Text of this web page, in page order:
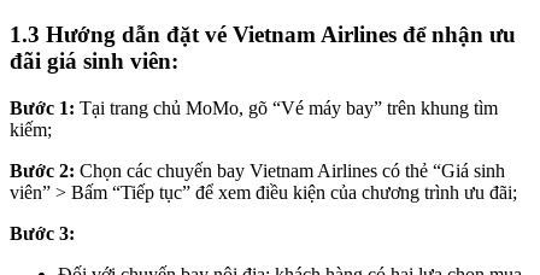
1.3 Hướng dẫn đặt vé Vietnam Airlines để nhận ưu
đãi giá sinh viên:
Bước 1: Tại trang chủ MoMo, gõ “Vé máy bay” trên khung tìm
kiếm;
Bước 2: Chọn các chuyến bay Vietnam Airlines có thẻ “Giá sinh
viên” > Bấm “Tiếp tục” để xem điều kiện của chương trình ưu đãi;
Bước 3: